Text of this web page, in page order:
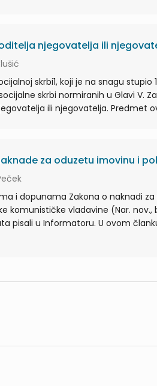
njegovatelja ili
skrbi1, koji je na snagu stupio
skrbi normiranih u Glavi V.
ili njegovatelja. Predmet
za oduzetu imovinu i
i dopunama Zakona o naknadi
komunističke vladavine (Nar. nov.,
pisali u Informatoru. U ovom